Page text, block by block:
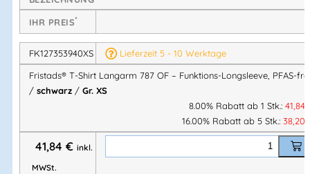
Atmungsaktiv
Schnelltrocknend
Strapazierfähiges Funktionsmaterial
Rundhalsausschnitt
Graue Kontrastnähte
Material & Farbe
IHR PREIS*
FK127353940XS
Lieferzeit 5 - 10 Werktage
Fristads® T-Shirt Langarm 787 OF – Funktions-Longsleeve, PFAS-frei
/ schwarz/ Gr. XS
8.00% Rabatt ab 1 Stk.: 41,84
16.00% Rabatt ab 5 Stk.: 38,20
41,84 € inkl.
MWSt.